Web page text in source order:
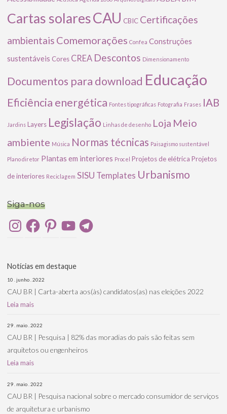
Cartas solaresCAU CBIC Certificações
ambientais Comemorações Confea Construções
sustentáveis Cores CREA Descontos Dimensionamento
Documentos para download Educação
Eficiência energética Fontes tipográficas Fotografia Frases IAB
Jardins Layers Legislação Linhas de desenho Loja Meio
ambiente Música Normas técnicas Paisagismo sustentável
Plano diretor Plantas em interiores Procel Projetos de elétrica Projetos
de interiores Reciclagem SISU Templates Urbanismo
Siga-nos
InstagramFacebookPinterestYouTubeTelegram
Notícias em destaque
10 . junho . 2022
CAU BR | Carta-aberta aos(às) candidatos(as) nas eleições 2022
Leia mais
29 . maio . 2022
CAU BR | Pesquisa | 82% das moradias do país são feitas sem
arquitetos ou engenheiros
Leia mais
29 . maio . 2022
CAU BR | Pesquisa nacional sobre o mercado consumidor de serviços
de arquitetura e urbanismo